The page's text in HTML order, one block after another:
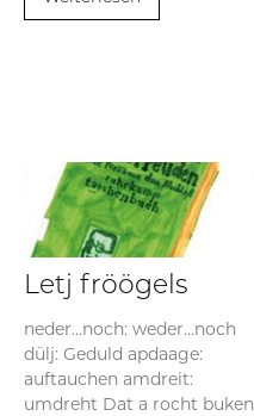
Letj fröögels
neder…noch: weder…noch
dülj: Geduld apdaage:
auftauchen amdreit:
umdreht Dat a rocht buken